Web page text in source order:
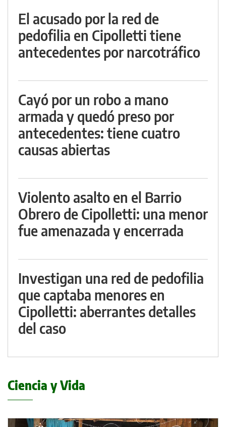
El acusado por la red de
pedofilia en Cipolletti tiene
antecedentes por narcotráfico
Cayó por un robo a mano
armada y quedó preso por
antecedentes: tiene cuatro
causas abiertas
Violento asalto en el Barrio
Obrero de Cipolletti: una menor
fue amenazada y encerrada
Investigan una red de pedofilia
que captaba menores en
Cipolletti: aberrantes detalles
del caso
Ciencia y Vida